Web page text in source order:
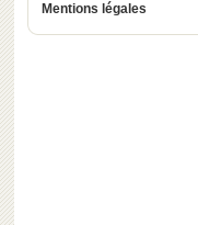
Mentions légales